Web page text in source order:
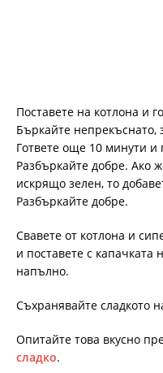
Поставете на котлона и
Бъркайте непрекъснато,
Гответе още 10 минути и
Разбъркайте добре. Ако
искрящо зелен, то
Разбъркайте добре.
Свавете от котлона и
и поставете с капачката
напълно.
Съхранявайте сладкото
Опитайте това вкусно
сладко.